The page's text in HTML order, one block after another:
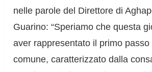
nelle parole del Direttore di
Guarino: “Speriamo che questa
aver rappresentato il primo
comune, caratterizzato dalla